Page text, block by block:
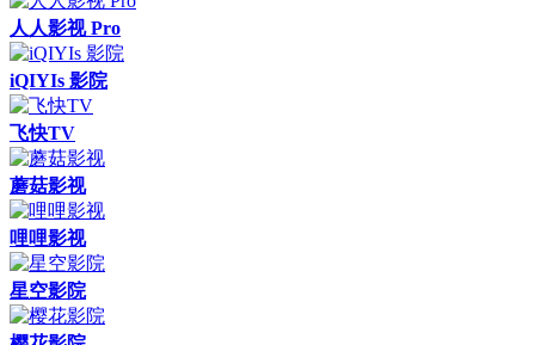
人人影视 Pro
iQIYIs 影院
飞快TV
蘑菇影视
哩哩影视
星空影院